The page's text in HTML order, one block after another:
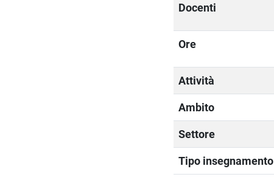
Docenti
Ore
Attività
Ambito
Settore
Tipo insegnamento